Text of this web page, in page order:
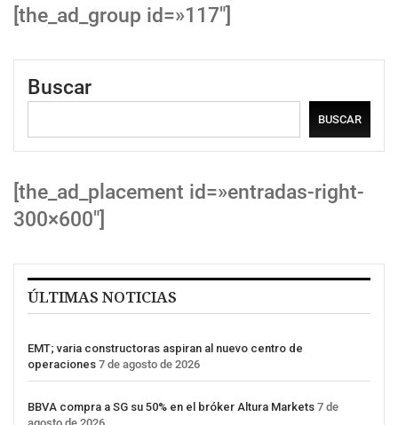
[the_ad_group id=»117″]
Buscar
BUSCAR
[the_ad_placement id=»entradas-right-
300×600″]
ÚLTIMAS NOTICIAS
EMT; varia constructoras aspiran al nuevo centro de
operaciones 7 de agosto de 2026
BBVA compra a SG su 50% en el bróker Altura Markets 7 de